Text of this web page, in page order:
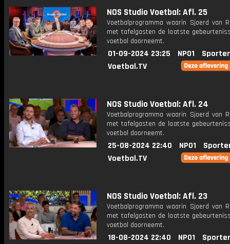
NOS Studio Voetbal: Afl. 25
Voetbalprogramma waarin Sjoerd van
met tafelgasten de laatste
voetbal doorneemt.
01-09-2024 23:25 NPO1
Voetbal.TV
NOS Studio Voetbal: Afl. 24
Voetbalprogramma waarin Sjoerd van
met tafelgasten de laatste
voetbal doorneemt.
25-08-2024 22:40 NPO1
Voetbal.TV
NOS Studio Voetbal: Afl. 23
Voetbalprogramma waarin Sjoerd van
met tafelgasten de laatste
voetbal doorneemt.
18-08-2024 22:40 NPO1